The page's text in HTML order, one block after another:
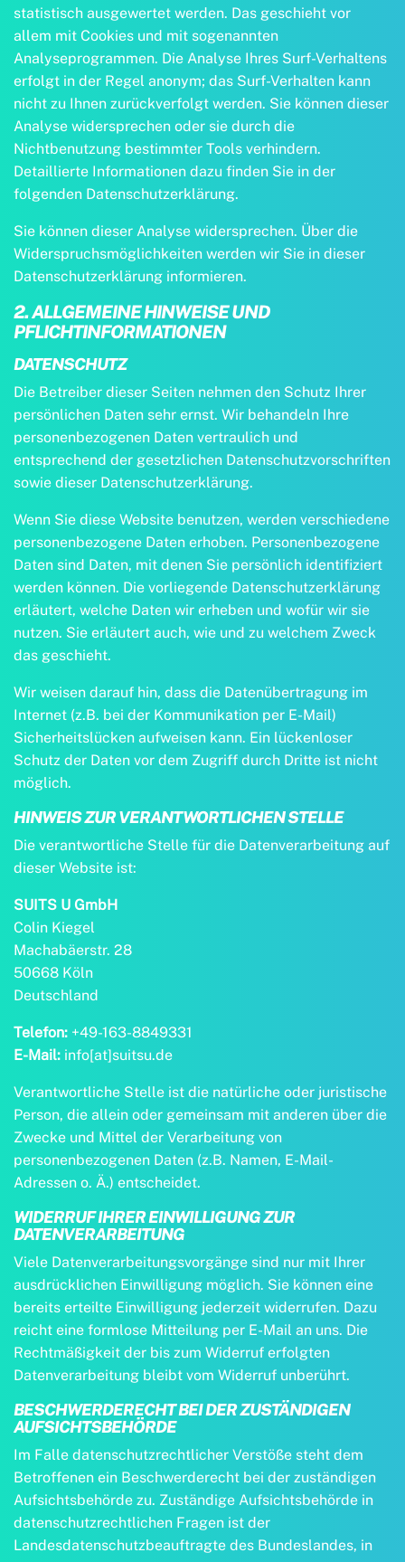
statistisch ausgewertet werden. Das geschieht vor
allem mit Cookies und mit sogenannten
Analyseprogrammen. Die Analyse Ihres Surf-Verhaltens
erfolgt in der Regel anonym; das Surf-Verhalten kann
nicht zu Ihnen zurückverfolgt werden. Sie können dieser
Analyse widersprechen oder sie durch die
Nichtbenutzung bestimmter Tools verhindern.
Detaillierte Informationen dazu finden Sie in der
folgenden Datenschutzerklärung.
Sie können dieser Analyse widersprechen. Über die
Widerspruchsmöglichkeiten werden wir Sie in dieser
Datenschutzerklärung informieren.
2. ALLGEMEINE HINWEISE UND
PFLICHTINFORMATIONEN
DATENSCHUTZ
Die Betreiber dieser Seiten nehmen den Schutz Ihrer
persönlichen Daten sehr ernst. Wir behandeln Ihre
personenbezogenen Daten vertraulich und
entsprechend der gesetzlichen Datenschutzvorschriften
sowie dieser Datenschutzerklärung.
Wenn Sie diese Website benutzen, werden verschiedene
personenbezogene Daten erhoben. Personenbezogene
Daten sind Daten, mit denen Sie persönlich identifiziert
werden können. Die vorliegende Datenschutzerklärung
erläutert, welche Daten wir erheben und wofür wir sie
nutzen. Sie erläutert auch, wie und zu welchem Zweck
das geschieht.
Wir weisen darauf hin, dass die Datenübertragung im
Internet (z.B. bei der Kommunikation per E-Mail)
Sicherheitslücken aufweisen kann. Ein lückenloser
Schutz der Daten vor dem Zugriff durch Dritte ist nicht
möglich.
HINWEIS ZUR VERANTWORTLICHEN STELLE
Die verantwortliche Stelle für die Datenverarbeitung auf
dieser Website ist:
SUITS U GmbH
Colin Kiegel
Machabäerstr. 28
50668 Köln
Deutschland
Telefon: +49-163-8849331
E-Mail: info[at]suitsu.de
Verantwortliche Stelle ist die natürliche oder juristische
Person, die allein oder gemeinsam mit anderen über die
Zwecke und Mittel der Verarbeitung von
personenbezogenen Daten (z.B. Namen, E-Mail-
Adressen o. Ä.) entscheidet.
WIDERRUF IHRER EINWILLIGUNG ZUR
DATENVERARBEITUNG
Viele Datenverarbeitungsvorgänge sind nur mit Ihrer
ausdrücklichen Einwilligung möglich. Sie können eine
bereits erteilte Einwilligung jederzeit widerrufen. Dazu
reicht eine formlose Mitteilung per E-Mail an uns. Die
Rechtmäßigkeit der bis zum Widerruf erfolgten
Datenverarbeitung bleibt vom Widerruf unberührt.
BESCHWERDERECHT BEI DER ZUSTÄNDIGEN
AUFSICHTSBEHÖRDE
Im Falle datenschutzrechtlicher Verstöße steht dem
Betroffenen ein Beschwerderecht bei der zuständigen
Aufsichtsbehörde zu. Zuständige Aufsichtsbehörde in
datenschutzrechtlichen Fragen ist der
Landesdatenschutzbeauftragte des Bundeslandes, in